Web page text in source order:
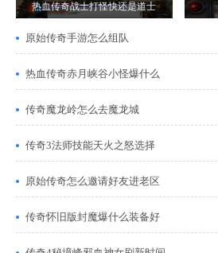
热血传奇战士打怪快还是道士
原始传奇手游怎么组队
热血传奇赤月峡谷小怪爆什么
传奇魔龙岭怎么去魔龙城
传奇3法师技能天火之怒选择
原始传奇怎么邀请好友进老区
传奇怀旧版封魔爆什么装备好